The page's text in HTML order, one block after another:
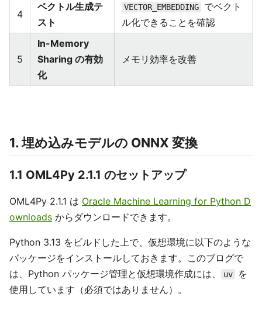
4
ベクトル生成テ
スト
VECTOR_EMBEDDING
でベクト
ル化できることを確認
5
In-Memory
Sharing の有効
化
メモリ効率を改善
1. 埋め込みモデルの ONNX 変換
1.1 OML4Py 2.1.1 のセットアップ
OML4Py 2.1.1 は Oracle Machine Learning for Python D
ownloads からダウンロードできます。
Python 3.13 をビルドした上で、仮想環境に以下のような
パッケージをインストールしておきます。このブログで
は、Python パッケージ管理と仮想環境作成には、
uv
を
使用しています（必須ではありません）。